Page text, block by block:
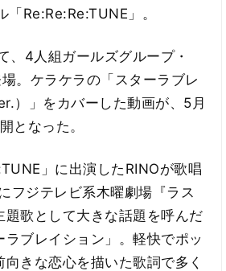
Re:Re:Re:TUNE」。
4人組ガールズグループ・
。ケラケラの「スターラブレ
）」をカバーした動画が、5月
となった。
」に出演したRINOが歌唱
フジテレビ系木曜劇場『ラス
題歌として大きな話題を呼んだ
ブレイション」。軽快でポッ
きな恋心を描いた歌詞で多く